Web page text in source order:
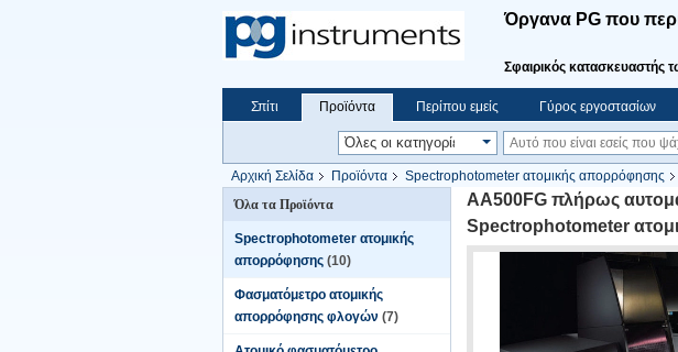
Όργανα PG που
Σφαιρικός κατασκευαστής
Σπίτι Προϊόντα Περίπου εμείς Γύρος εργοστασίων
Αρχική Σελίδα Προϊόντα Spectrophotometer ατομικής απορρόφησης
ατομικής απορρόφησης
Όλα τα Προϊόντα
Spectrophotometer ατομικής
απορρόφησης (10)
Φασματόμετρο ατομικής
απορρόφησης φλογών (7)
AA500FG πλήρως
Spectrophotometer